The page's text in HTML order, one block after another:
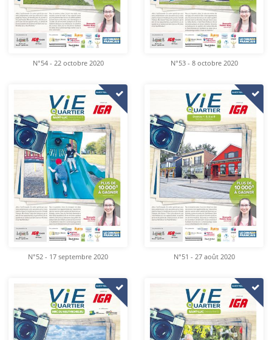
N°54 - 22 octobre 2020 N°53 - 8 octobre 2020
N°52 - 17 septembre 2020 N°51 - 27 août 2020